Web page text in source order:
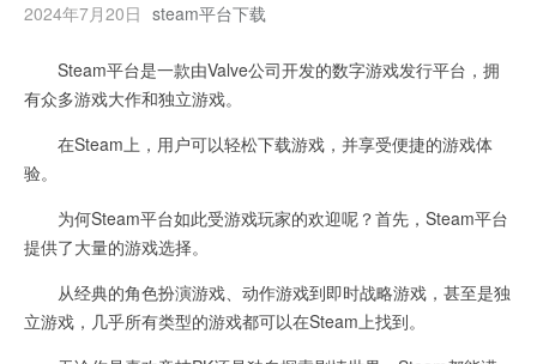
2024年7月20日 steam平台下载
Steam平台是一款由Valve公司开发的数字游戏发行平台，拥
有众多游戏大作和独立游戏。
在Steam上，用户可以轻松下载游戏，并享受便捷的游戏体
验。
为何Steam平台如此受游戏玩家的欢迎呢？首先，Steam平台
提供了大量的游戏选择。
从经典的角色扮演游戏、动作游戏到即时战略游戏，甚至是独
立游戏，几乎所有类型的游戏都可以在Steam上找到。